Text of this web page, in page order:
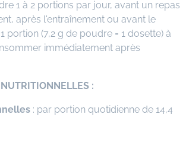
1 à 2 portions par jour, avant un repas
après l'entraînement ou avant le
portion (7,2 g de poudre = 1 dosette) à
immédiatement après
:
: par portion quotidienne de 14,4